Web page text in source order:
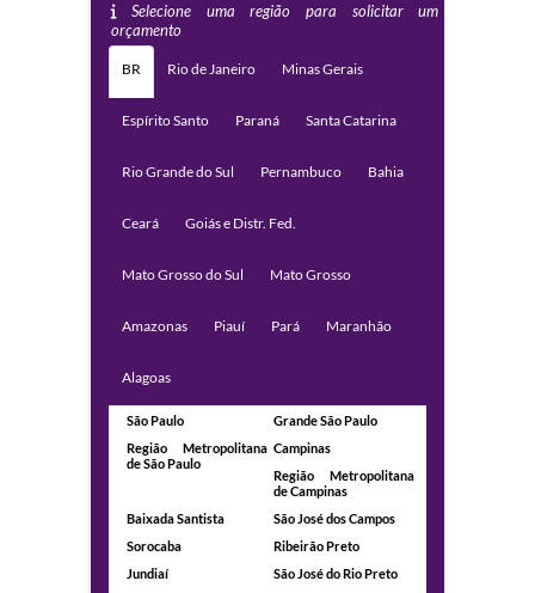
Selecione uma região para solicitar um
orçamento
BR Rio de Janeiro Minas Gerais
Espírito Santo Paraná Santa Catarina
Rio Grande do Sul Pernambuco Bahia
Ceará Goiás e Distr. Fed.
Mato Grosso do Sul Mato Grosso
Amazonas Piauí Pará Maranhão
Alagoas
São Paulo
Grande São Paulo
Região Metropolitana
de São Paulo
Campinas
Região Metropolitana
de Campinas
Baixada Santista
São José dos Campos
Sorocaba
Ribeirão Preto
Jundiaí
São José do Rio Preto